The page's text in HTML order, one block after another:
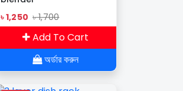
৳ 1,250 ৳ 1,700
Add To Cart
অর্ডার করুন